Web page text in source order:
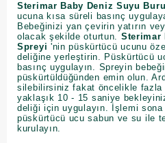
Sterimar Baby Deniz Suyu
ucuna kısa süreli basınç
Bebeğinizi yan çevirin yatırın
olacak şekilde oturtun. Sterimar
Spreyi 'nin püskürtücü ucunu
deliğine yerleştirin. Püskürtücü
basınç uygulayın. Spreyin
püskürtüldüğünden emin olun.
silebilirsiniz fakat öncelikle fazla
yaklaşık 10 - 15 saniye
deliği için uygulayın. İşlemi
püskürtücü ucu sabun ve su ile
kurulayın.